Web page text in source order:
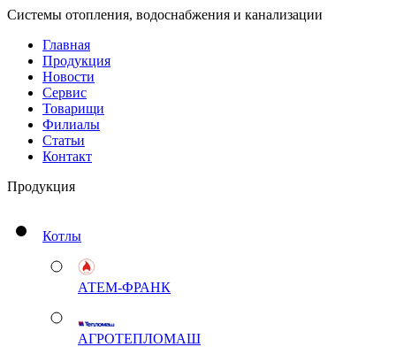
Системы отопления, водоснабжения и канализации
Главная
Продукция
Новости
Сервис
Товарищи
Филиалы
Статьи
Контакт
Продукция
Котлы
АТЕМ-ФРАНК
АГРОТЕПЛОМАШ